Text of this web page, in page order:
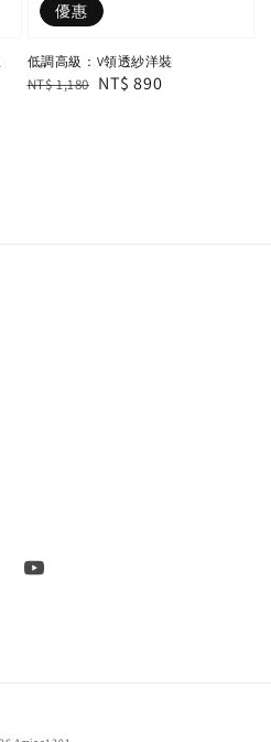
優惠
低調高級：V領透紗洋裝
Regular
NT$ 1,180 Sale
NT$ 890